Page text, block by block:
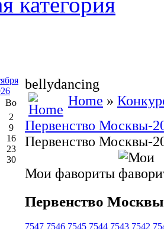
bellydancing
Home »
Первенство Москвы-
Первенство Москвы-
Мои фавориты
Первенство
7547 7546 7545 7544 7543 7542
Во
2
9
16
23
30